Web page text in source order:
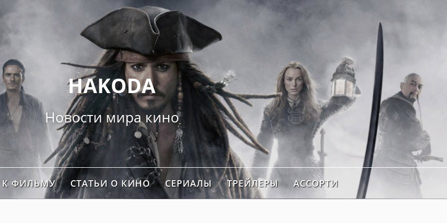
">
HAKODA
Новости мира кино
К ФИЛЬМУ СТАТЬИ О КИНО СЕРИАЛЫ ТРЕЙЛЕРЫ АССОРТИ